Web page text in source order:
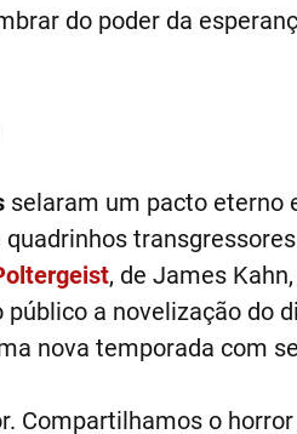
do poder da
selaram um pacto eterno
, de James Kahn,
público a novelização do
nova temporada com
Compartilhamos o